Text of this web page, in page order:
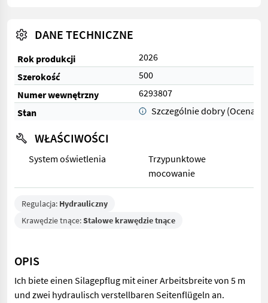
DANE TECHNICZNE
Rok produkcji
2026
Szerokość
500
Numer wewnętrzny
6293807
Stan
Szczególnie dobry (Ocena 1)
WŁAŚCIWOŚCI
System oświetlenia
Trzypunktowe
mocowanie
Regulacja: Hydrauliczny
Krawędzie tnące:Stalowe krawędzie tnące
OPIS
Ich biete einen Silagepflug mit einer Arbeitsbreite von 5 m
und zwei hydraulisch verstellbaren Seitenflügeln an.